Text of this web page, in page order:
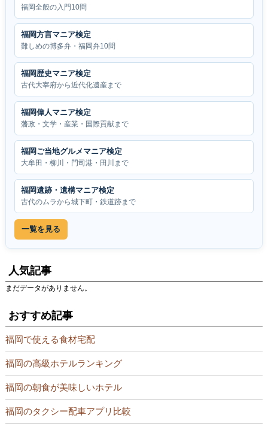
福岡全般の入門10問
福岡方言マニア検定
難しめの博多弁・福岡弁10問
福岡歴史マニア検定
古代大宰府から近代化遺産まで
福岡偉人マニア検定
藩政・文学・産業・国際貢献まで
福岡ご当地グルメマニア検定
大牟田・柳川・門司港・田川まで
福岡遺跡・遺構マニア検定
古代のムラから城下町・鉄道跡まで
一覧を見る
人気記事
まだデータがありません。
おすすめ記事
福岡で使える食材宅配
福岡の高級ホテルランキング
福岡の朝食が美味しいホテル
福岡のタクシー配車アプリ比較